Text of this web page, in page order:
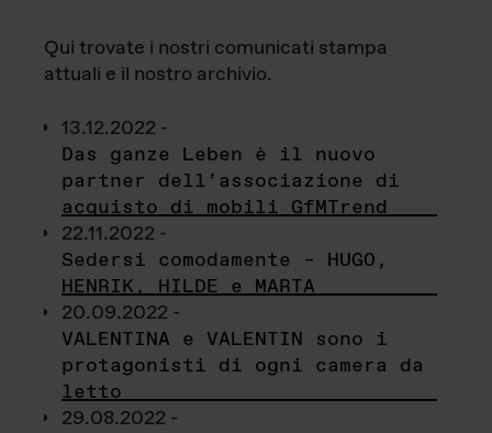
Qui trovate i nostri comunicati stampa
attuali e il nostro archivio.
13.12.2022 -
Das ganze Leben è il nuovo
partner dell’associazione di
acquisto di mobili GfMTrend
22.11.2022 -
Sedersi comodamente – HUGO,
HENRIK, HILDE e MARTA
20.09.2022 -
VALENTINA e VALENTIN sono i
protagonisti di ogni camera da
letto
29.08.2022 -